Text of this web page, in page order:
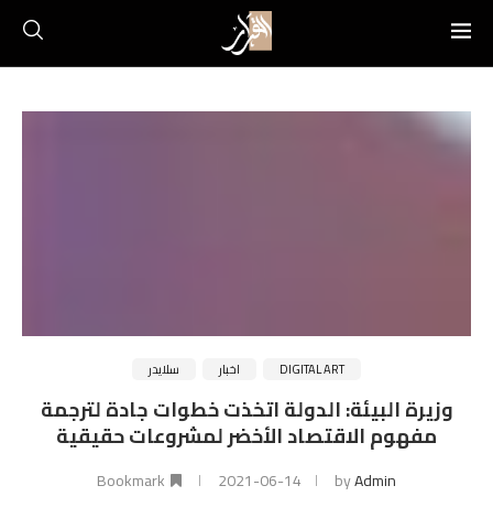
DIGITAL ART اخبار سلايدر
وزيرة البيئة: الدولة اتخذت خطوات جادة لترجمة
مفهوم الاقتصاد الأخضر لمشروعات حقيقية
byAdmin
2021-06-14
Bookmark